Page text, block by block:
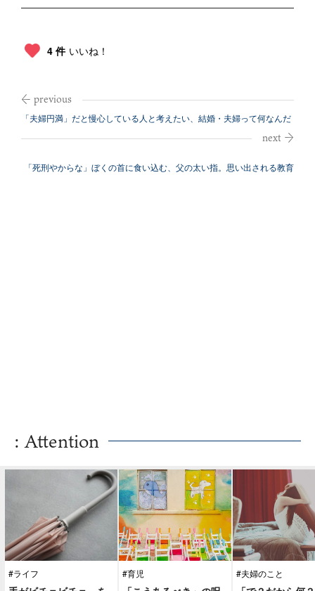
4 件 いいね！
「夫婦円満」だと慢心している人と考えたい、結婚・夫婦って何なんだ
「死刑やからな」ぼくの首に食い込む、父の太い指。思い出される教育
: Attention
#ライフ #育児 #夫婦のこと